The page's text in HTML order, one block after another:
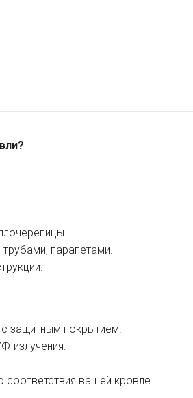
парапетами.
защитным покрытием.
излучения.
вашей кровле.